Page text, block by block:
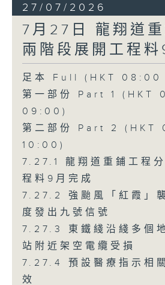
27/07/2026
7月27日 龍翔道
兩階段展開工程料
足本 Full (HKT
第一部份 Part 1 (HKT
09:00)
第二部份 Part 2 (HKT
10:00)
7.27.1 龍翔道重鋪工程
程料9月完成
7.27.2 強颱風「紅霞」
度發出九號信號
7.27.3 東鐵綫沿綫多個
站附近架空電纜受損
7.27.4 預設醫療指示相
效